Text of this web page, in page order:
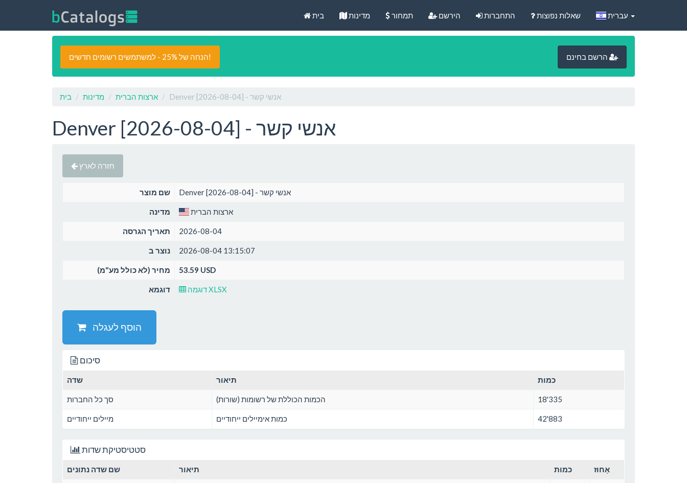
בית מדינות תמחור הירשם התחברות שאלות נפוצות
הנחה של 25% - למשתמשים רשומים חדשים!
בית מדינות ארצות הברית Denver [2026-08-04] - אנשי קשר
Denver [2026-08-04] - אנשי קשר
חזרה לארץ
שם מוצר Denver [2026-08-04] - אנשי קשר
מדינה ארצות הברית
תאריך הגרסה 2026-08-04
נוצר ב 2026-08-04 13:15:07
מחיר (לא כולל מע"מ) 53.59 USD
דוגמא דוגמה XLSX
הוסף לעגלה
סיכום
שדה תיאור כמות
סך כל החברות הכמות הכוללת של רשומות (שורות) 18'335
מיילים ייחודיים כמות אימיילים ייחודיים 42'883
סטטיסטיקת שדות
שם שדה נתונים תיאור כמות אָחוּז